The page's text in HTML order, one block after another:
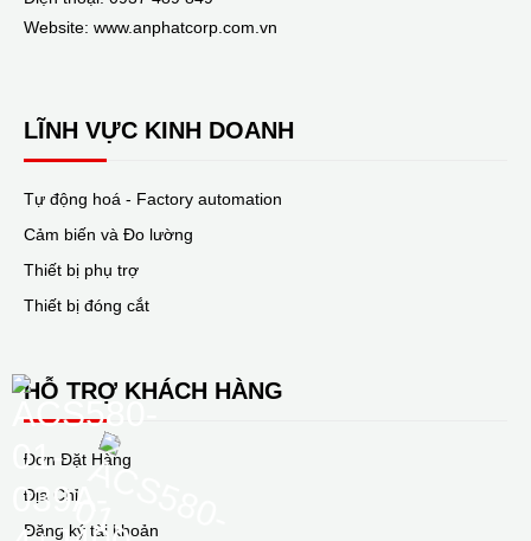
Website: www.anphatcorp.com.vn
LĨNH VỰC KINH DOANH
Tự động hoá - Factory automation
Cảm biến và Đo lường
Thiết bị phụ trợ
Thiết bị đóng cắt
HỖ TRỢ KHÁCH HÀNG
Đơn Đặt Hàng
Địa Chỉ
Đăng ký tài khoản